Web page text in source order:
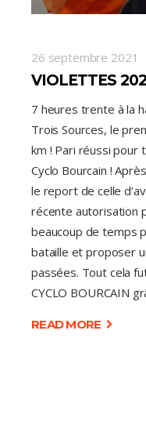
26 septembre 2021
VIOLETTES
7 heures trente à la
Trois Sources, le
km ! Pari réussi pour
Cyclo Bourcain !
le report de celle
récente autorisation
beaucoup de temps
bataille et proposer
passées. Tout cela
CYCLO BOURCAIN
READ MORE